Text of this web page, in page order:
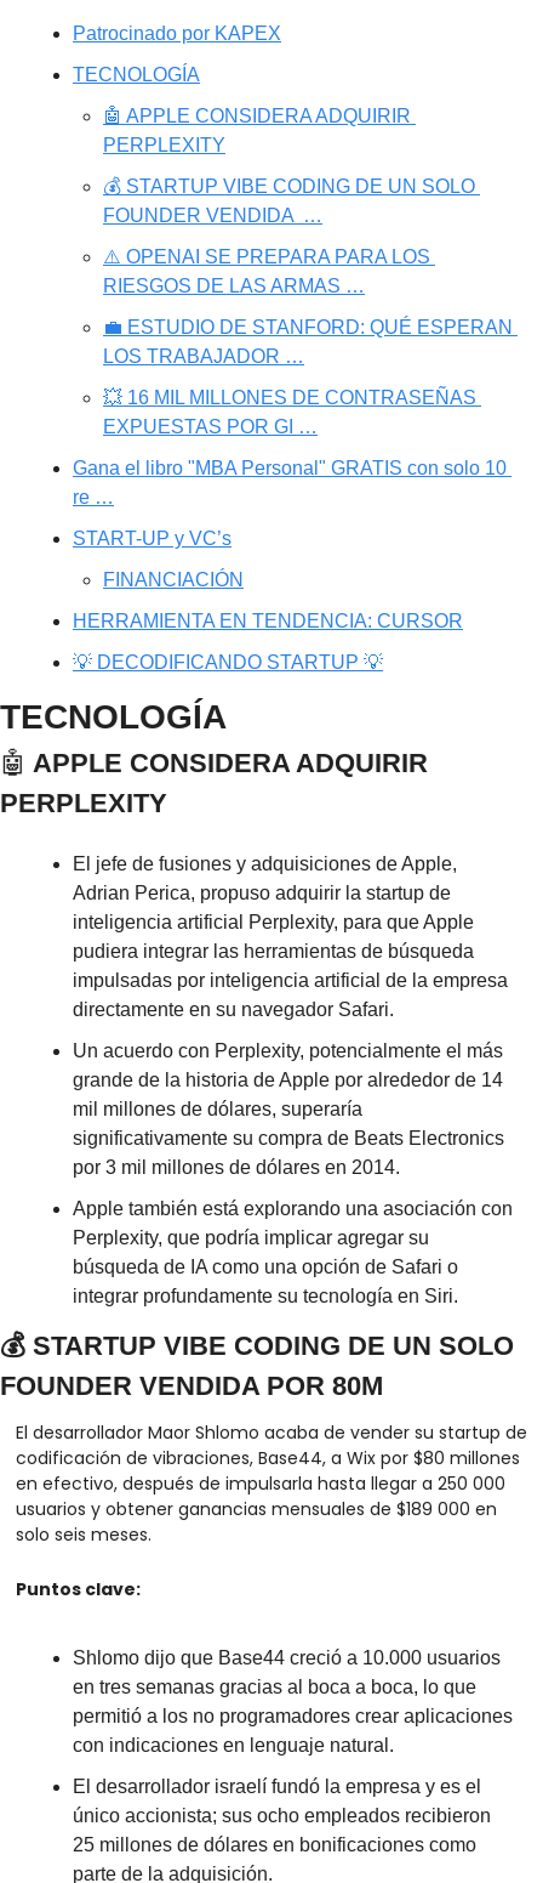
Patrocinado por KAPEX
TECNOLOGÍA
🤖 APPLE CONSIDERA ADQUIRIR
PERPLEXITY
💰 STARTUP VIBE CODING DE UN SOLO
FOUNDER VENDIDA  …
⚠️ OPENAI SE PREPARA PARA LOS
RIESGOS DE LAS ARMAS …
💼 ESTUDIO DE STANFORD: QUÉ ESPERAN
LOS TRABAJADOR …
💥 16 MIL MILLONES DE CONTRASEÑAS
EXPUESTAS POR GI …
Gana el libro "MBA Personal" GRATIS con solo 10
re …
START-UP y VC’s
FINANCIACIÓN
HERRAMIENTA EN TENDENCIA: CURSOR
💡 DECODIFICANDO STARTUP 💡
TECNOLOGÍA
🤖 APPLE CONSIDERA ADQUIRIR
PERPLEXITY
El jefe de fusiones y adquisiciones de Apple,
Adrian Perica, propuso adquirir la startup de
inteligencia artificial Perplexity, para que Apple
pudiera integrar las herramientas de búsqueda
impulsadas por inteligencia artificial de la empresa
directamente en su navegador Safari.
Un acuerdo con Perplexity, potencialmente el más
grande de la historia de Apple por alrededor de 14
mil millones de dólares, superaría
significativamente su compra de Beats Electronics
por 3 mil millones de dólares en 2014.
Apple también está explorando una asociación con
Perplexity, que podría implicar agregar su
búsqueda de IA como una opción de Safari o
integrar profundamente su tecnología en Siri.
💰 STARTUP VIBE CODING DE UN SOLO
FOUNDER VENDIDA POR 80M
El desarrollador Maor Shlomo acaba de vender su startup de
codificación de vibraciones, Base44, a Wix por $80 millones
en efectivo, después de impulsarla hasta llegar a 250 000
usuarios y obtener ganancias mensuales de $189 000 en
solo seis meses.
Puntos clave:
Shlomo dijo que Base44 creció a 10.000 usuarios
en tres semanas gracias al boca a boca, lo que
permitió a los no programadores crear aplicaciones
con indicaciones en lenguaje natural.
El desarrollador israelí fundó la empresa y es el
único accionista; sus ocho empleados recibieron
25 millones de dólares en bonificaciones como
parte de la adquisición.